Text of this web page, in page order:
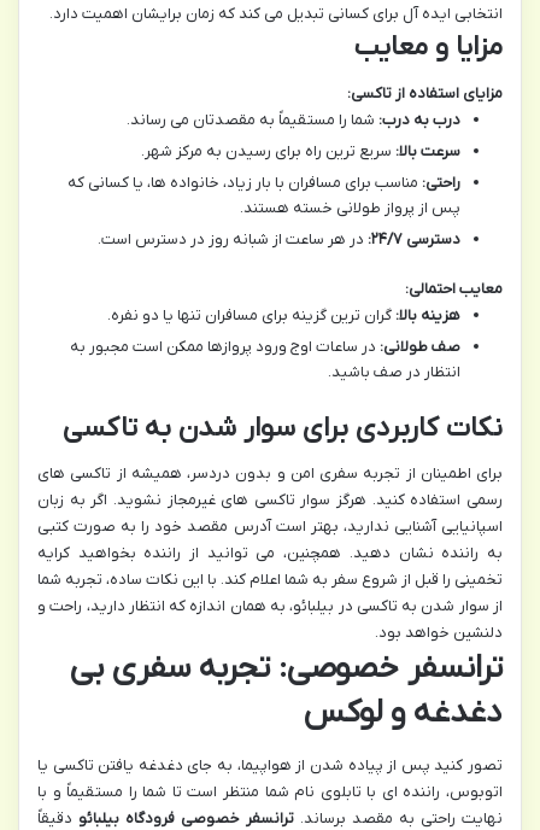
انتخابی ایده آل برای کسانی تبدیل می کند که زمان برایشان اهمیت دارد.
مزایا و معایب
مزایای استفاده از تاکسی:
درب به درب: شما را مستقیماً به مقصدتان می رساند.
سرعت بالا: سریع ترین راه برای رسیدن به مرکز شهر.
راحتی: مناسب برای مسافران با بار زیاد، خانواده ها، یا کسانی که
پس از پرواز طولانی خسته هستند.
دسترسی ۲۴/۷:
در هر ساعت از شبانه روز در دسترس است.
معایب احتمالی:
هزینه بالا: گران ترین گزینه برای مسافران تنها یا دو نفره.
صف طولانی: در ساعات اوج ورود پروازها ممکن است مجبور به
انتظار در صف باشید.
نکات کاربردی برای سوار شدن به تاکسی
برای اطمینان از تجربه سفری امن و بدون دردسر، همیشه از تاکسی های
رسمی استفاده کنید. هرگز سوار تاکسی های غیرمجاز نشوید. اگر به زبان
اسپانیایی آشنایی ندارید، بهتر است آدرس مقصد خود را به صورت کتبی
به راننده نشان دهید. همچنین، می توانید از راننده بخواهید کرایه
تخمینی را قبل از شروع سفر به شما اعلام کند. با این نکات ساده، تجربه شما
از سوار شدن به تاکسی در بیلبائو، به همان اندازه که انتظار دارید، راحت و
دلنشین خواهد بود.
ترانسفر خصوصی: تجربه سفری بی
دغدغه و لوکس
تصور کنید پس از پیاده شدن از هواپیما، به جای دغدغه یافتن تاکسی یا
اتوبوس، راننده ای با تابلوی نام شما منتظر است تا شما را مستقیماً و با
نهایت راحتی به مقصد برساند. ترانسفر خصوصی فرودگاه بیلبائو دقیقاً